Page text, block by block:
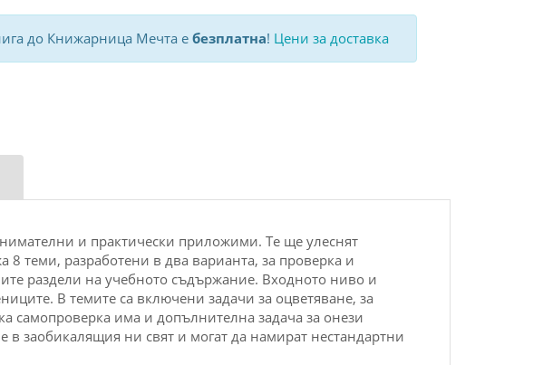
до Книжарница Мечта ебезплатна! Цени за доставка
и практически приложими. Те ще улеснят
теми, разработени в два варианта, за проверка и
раздели на учебното съдържание. Входното ниво и
В темите са включени задачи за оцветяване, за
самопроверка има и допълнителна задача за онези
в заобикалящия ни свят и могат да намират нестандартни